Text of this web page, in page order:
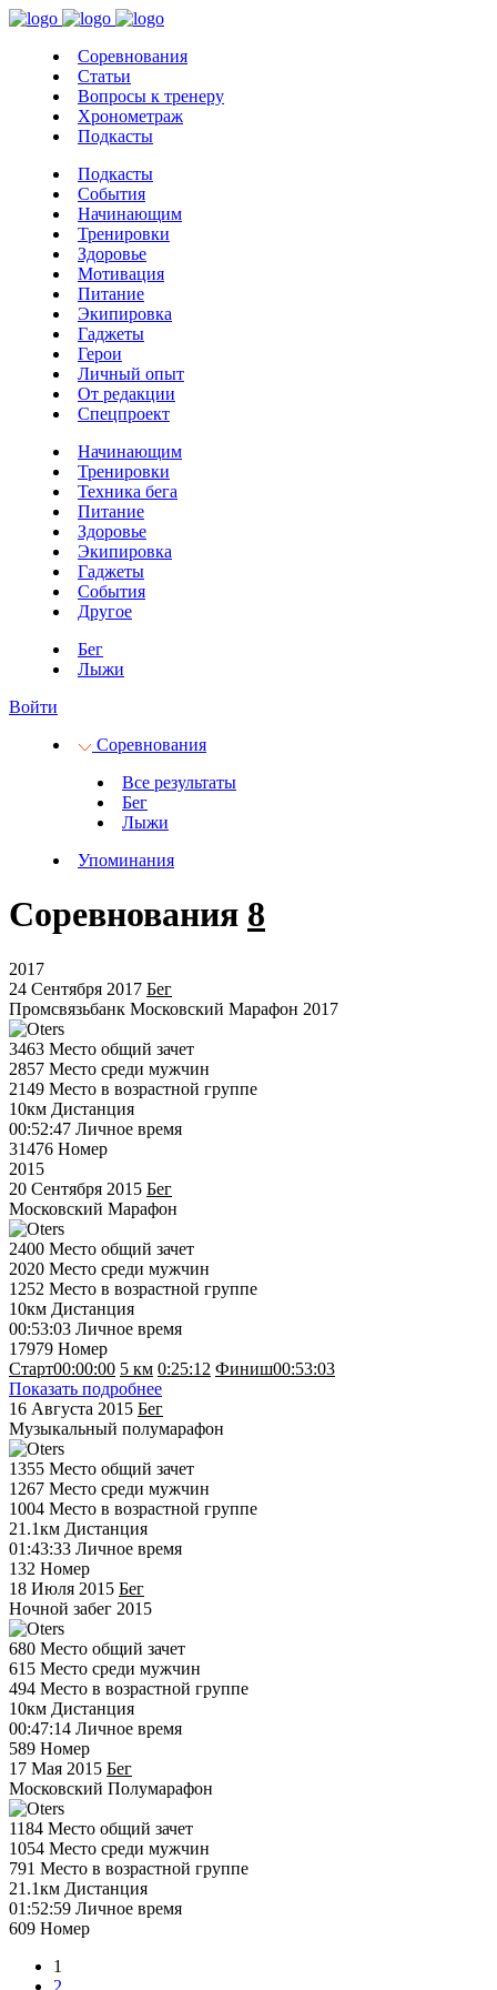
Соревнования
Статьи
Вопросы к тренеру
Хронометраж
Подкасты
Подкасты
События
Начинающим
Тренировки
Здоровье
Мотивация
Питание
Экипировка
Гаджеты
Герои
Личный опыт
От редакции
Спецпроект
Начинающим
Тренировки
Техника бега
Питание
Здоровье
Экипировка
Гаджеты
События
Другое
Бег
Лыжи
Войти
Соревнования
Все результаты
Бег
Лыжи
Упоминания
Соревнования 8
2017
24 Сентября 2017 Бег
Промсвязьбанк Московский Марафон 2017
3463 Место общий зачет
2857 Место среди мужчин
2149 Место в возрастной группе
10км Дистанция
00:52:47 Личное время
31476 Номер
2015
20 Сентября 2015 Бег
Московский Марафон
2400 Место общий зачет
2020 Место среди мужчин
1252 Место в возрастной группе
10км Дистанция
00:53:03 Личное время
17979 Номер
Старт00:00:00 5 км 0:25:12 Финиш00:53:03
Показать подробнее
16 Августа 2015 Бег
Музыкальный полумарафон
1355 Место общий зачет
1267 Место среди мужчин
1004 Место в возрастной группе
21.1км Дистанция
01:43:33 Личное время
132 Номер
18 Июля 2015 Бег
Ночной забег 2015
680 Место общий зачет
615 Место среди мужчин
494 Место в возрастной группе
10км Дистанция
00:47:14 Личное время
589 Номер
17 Мая 2015 Бег
Московский Полумарафон
1184 Место общий зачет
1054 Место среди мужчин
791 Место в возрастной группе
21.1км Дистанция
01:52:59 Личное время
609 Номер
1
2